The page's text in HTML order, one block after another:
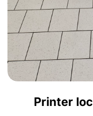
Printer